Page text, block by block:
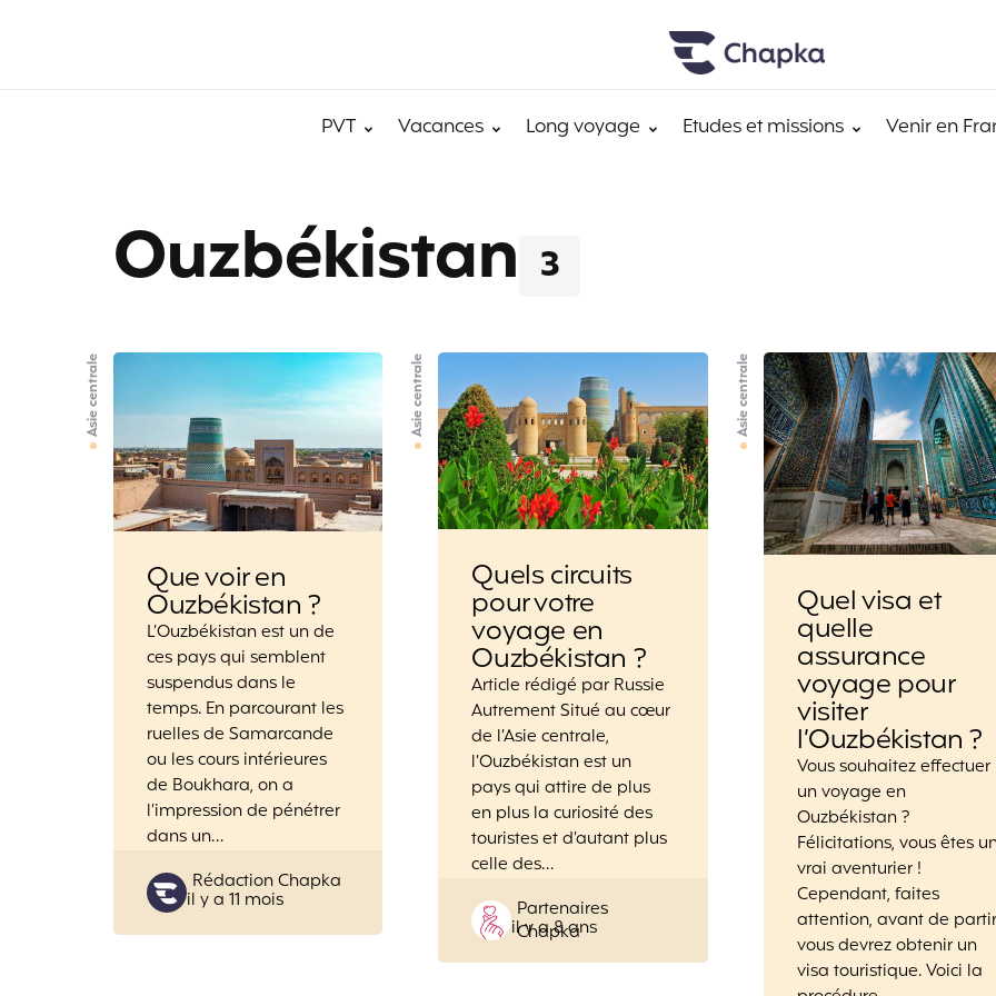
PVT Vacances Long voyage Etudes et missions Venir en
3
Ouzbékistan
Asie centrale
Que voir en
Ouzbékistan ?
L’Ouzbékistan est un de
ces pays qui semblent
suspendus dans le
temps. En parcourant les
ruelles de Samarcande
ou les cours intérieures
de Boukhara, on a
l’impression de pénétrer
dans un…
Posted
by
Rédaction Chapka
il y a 11 mois
Asie centrale
Quels circuits
pour votre
voyage en
Ouzbékistan ?
Article rédigé par Russie
Autrement Situé au cœur
de l’Asie centrale,
l’Ouzbékistan est un
pays qui attire de plus
en plus la curiosité des
touristes et d’autant plus
celle des…
Posted
by
Partenaires
Chapka
il y a 8 ans
Asie centrale
Quel visa et
quelle
assurance
voyage pour
visiter
l’Ouzbékistan ?
Vous souhaitez effectuer
un voyage en
Ouzbékistan ?
Félicitations, vous êtes
vrai aventurier !
Cependant, faites
attention, avant de partir
vous devrez obtenir un
visa touristique. Voici la